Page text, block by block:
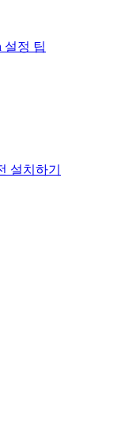
설정 팁
설치하기